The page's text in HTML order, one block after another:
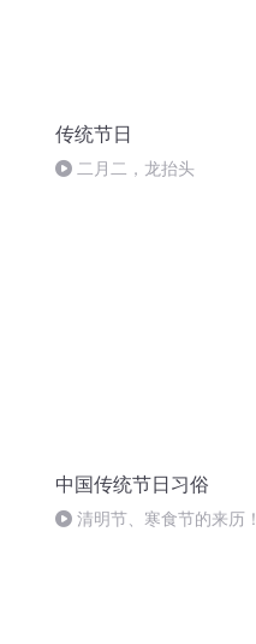
传统节日
二月二，龙抬头
中国传统节日习俗
清明节、寒食节的来历！